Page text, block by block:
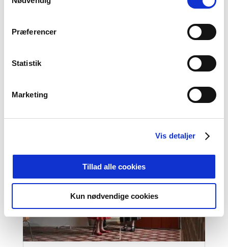
Præferencer
Statistik
Marketing
Vis detaljer
Tillad alle cookies
Kun nødvendige cookies
Farverigt, festligt og fuldstændig
Danehof i Nyborg er slut for denne
og helt unik middelalderstemning